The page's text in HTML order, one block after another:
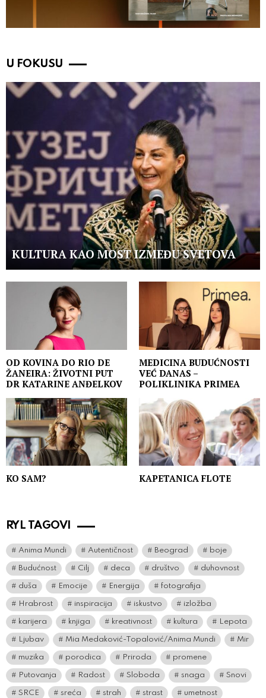
U FOKUSU
KULTURA KAO MOST IZMEĐU SVETOVA
OD KOVINA DO RIO DE
ŽANEIRA: ŽIVOTNI PUT
DR KATARINE ANĐELKOV
MEDICINA BUDUĆNOSTI
VEĆ DANAS –
POLIKLINIKA PRIMEA
KO SAM? KAPETANICA FLOTE
RYL TAGOVI
Anima Mundi Autentičnost Beograd boje
Budućnost Cilj deca društvo duhovnost
duša Emocije Energija fotografija
Hrabrost inspiracija iskustvo izložba
karijera knjiga kreativnost kultura Lepota
Ljubav Mia Medaković-Topalović/Anima Mundi Mir
muzika porodica Priroda promene
Putovanja Radost Sloboda snaga Snovi
SRCE sreća strah strast umetnost